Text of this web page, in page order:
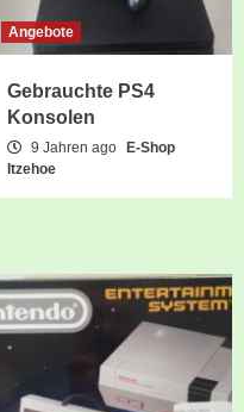
Angebote
Gebrauchte PS4
Konsolen
9 Jahren ago
E-Shop
Itzehoe